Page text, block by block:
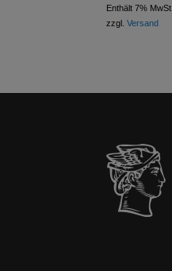
Enthält 7% MwSt.
zzgl.Versand